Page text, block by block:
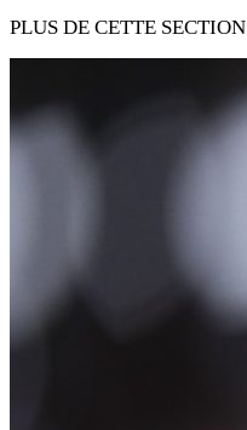
PLUS DE CETTE SECTION